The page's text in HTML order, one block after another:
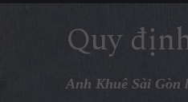
Quy
Anh Khuê Sài Gòn